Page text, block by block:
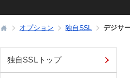
オプション 独自SSL デジサ
独自SSLトップ